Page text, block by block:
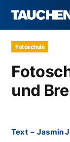
Fotoschule
und
Text – Jasmin